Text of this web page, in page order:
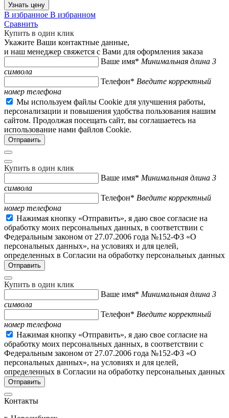
Узнать цену
В избранное В избранном
Сравнить
Купить в один клик
Укажите Ваши контактные данные,
и наш менеджер свяжется с Вами для оформления заказа
Ваше имя* Минимальная длина 3
символа
Телефон* Введите корректный
номер телефона
Мы используем файлы Cookie для улучшения работы,
персонализации и повышения удобства пользования нашим
сайтом. Продолжая посещать сайт, вы соглашаетесь на
использование нами файлов Cookie.
Купить в один клик
Ваше имя* Минимальная длина 3
символа
Телефон* Введите корректный
номер телефона
Нажимая кнопку «Отправить», я даю свое согласие на
обработку моих персональных данных, в соответствии с
Федеральным законом от 27.07.2006 года №152-ФЗ «О
персональных данных», на условиях и для целей,
определенных в Согласии на обработку персональных данных
Купить в один клик
Ваше имя* Минимальная длина 3
символа
Телефон* Введите корректный
номер телефона
Нажимая кнопку «Отправить», я даю свое согласие на
обработку моих персональных данных, в соответствии с
Федеральным законом от 27.07.2006 года №152-ФЗ «О
персональных данных», на условиях и для целей,
определенных в Согласии на обработку персональных данных
Контакты